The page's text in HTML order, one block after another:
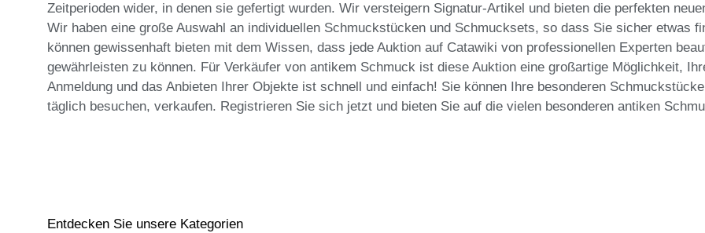
Zeitperioden wider, in denen sie gefertigt wurden. Wir versteigern Signatur-Artikel und bieten die perfekten
Wir haben eine große Auswahl an individuellen Schmuckstücken und Schmucksets, so dass Sie sicher etwas
können gewissenhaft bieten mit dem Wissen, dass jede Auktion auf Catawiki von professionellen Experten
gewährleisten zu können. Für Verkäufer von antikem Schmuck ist diese Auktion eine großartige Möglichkeit,
Anmeldung und das Anbieten Ihrer Objekte ist schnell und einfach! Sie können Ihre besonderen
täglich besuchen, verkaufen. Registrieren Sie sich jetzt und bieten Sie auf die vielen besonderen antiken
Entdecken Sie unsere Kategorien